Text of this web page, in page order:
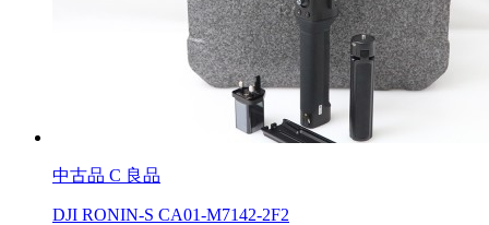
中古品 C 良品
DJI RONIN-S CA01-M7142-2F2